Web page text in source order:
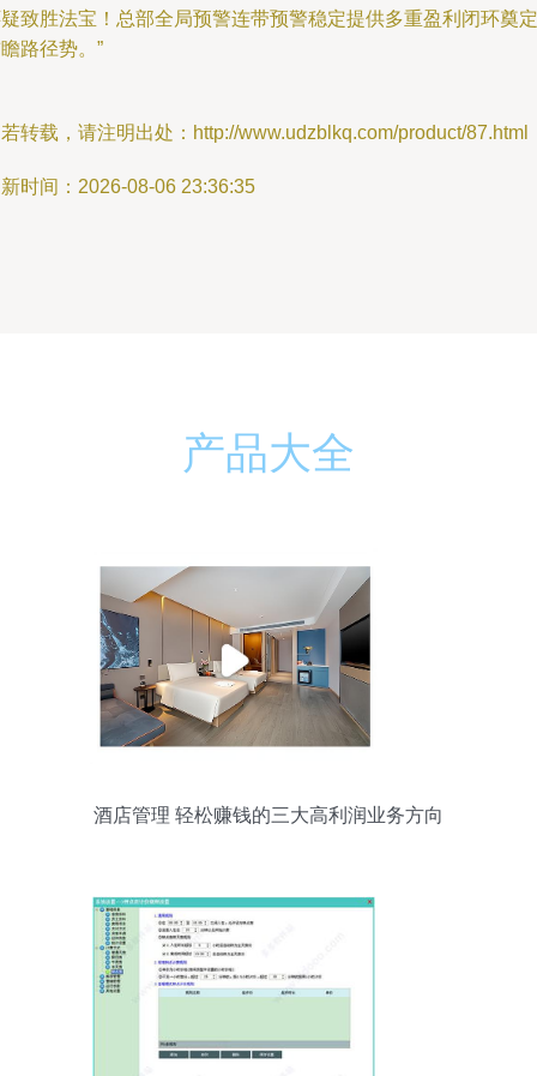
致胜法宝！总部全局预警连带预警稳定提供多重盈利闭环奠定
路径势。”
转载，请注明出处：http://www.udzblkq.com/product/87.html
时间：2026-08-06 23:36:35
产品大全
酒店管理 轻松赚钱的三大高利润业务方向